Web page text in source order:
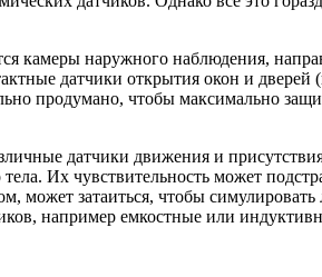
камеры наружного наблюдения,
датчики открытия окон и дверей
продумано, чтобы максимально
датчики движения и
Их чувствительность может
может затаиться, чтобы
например емкостные или